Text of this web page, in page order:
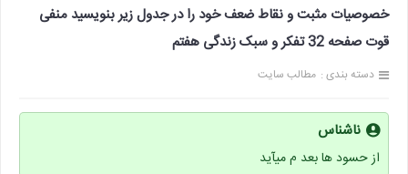
خصوصیات مثبت و نقاط ضعف خود را در جدول زیر بنویسید منفی
قوت صفحه 32 تفکر و سبک زندگی هفتم
دسته بندی : مطالب سایت
ناشناس
از حسود ها بعد م میآید